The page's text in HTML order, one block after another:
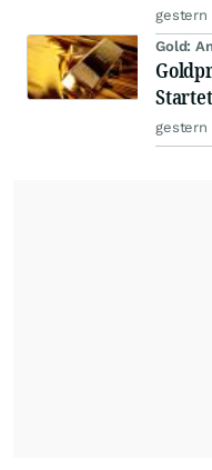
gestern
Gold:
gestern